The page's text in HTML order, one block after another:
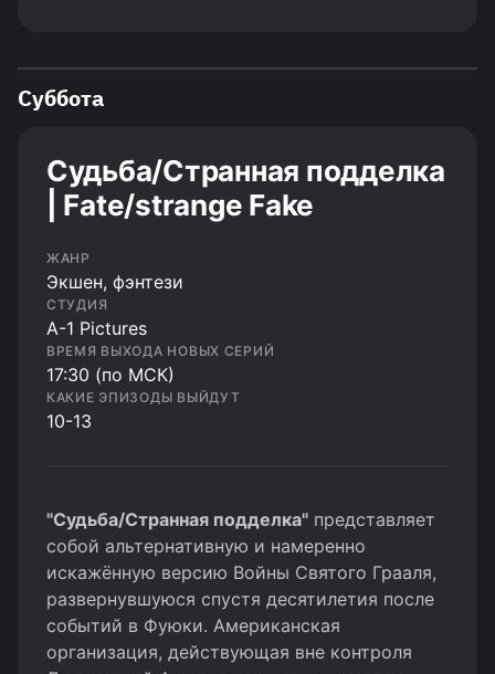
Суббота
Судьба/Странная подделка
| Fate/strange Fake
ЖАНР
Экшен, фэнтези
СТУДИЯ
A-1 Pictures
ВРЕМЯ ВЫХОДА НОВЫХ СЕРИЙ
17:30 (по МСК)
КАКИЕ ЭПИЗОДЫ ВЫЙДУТ
10-13
"Судьба/Странная подделка" представляет
собой альтернативную и намеренно
искажённую версию Войны Святого Грааля,
развернувшуюся спустя десятилетия после
событий в Фуюки. Американская
организация, действующая вне контроля